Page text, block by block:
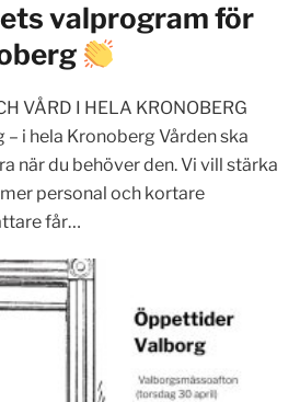
valprogram för
VÅRD I HELA KRONOBERG
– i hela Kronoberg Vården ska
när du behöver den. Vi vill stärka
personal och kortare
får…